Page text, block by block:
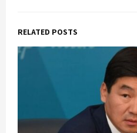
RELATED POSTS